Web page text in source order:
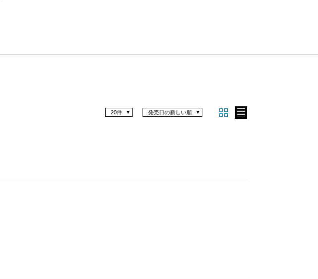
発売日の新しい順
20件